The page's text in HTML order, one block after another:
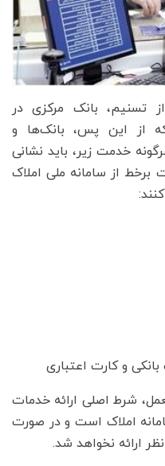
تسنیم، بانک مرکزی در
از این پس، بانک‌ها و
خدمت زیر، باید نشانی
برخط از سامانه ملی املاک
بانکی و کارت اعتباری
شرط اصلی ارائه خدمات
املاک است و در صورت
ارائه نخواهد شد.